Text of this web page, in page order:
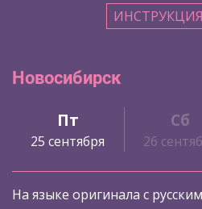
Новосибирск
Пт
25 сентября
Сб
26
На языке оригинала с